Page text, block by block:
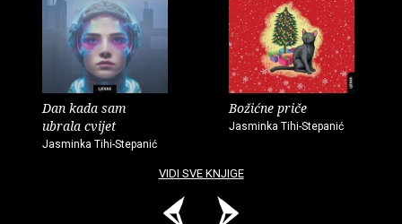
Dan kada sam
ubrala cvijet
Jasminka Tihi-Stepanić
Božićne priče
Jasminka Tihi-Stepanić
VIDI SVE KNJIGE